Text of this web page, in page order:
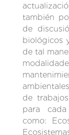
también
de
biológicos
de tal
de
para
como: